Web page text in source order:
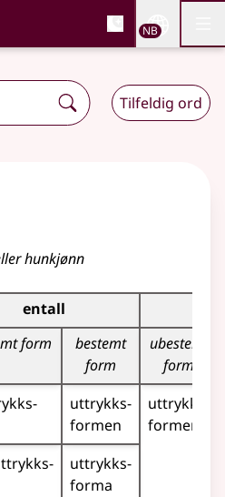
og
NB
Tilfeldig ord
hunkjønn
substantivet
entall
form
bestemt
form
ubestemt
form
uttrykks­
formen
uttrykks­
former
uttrykks­
forma